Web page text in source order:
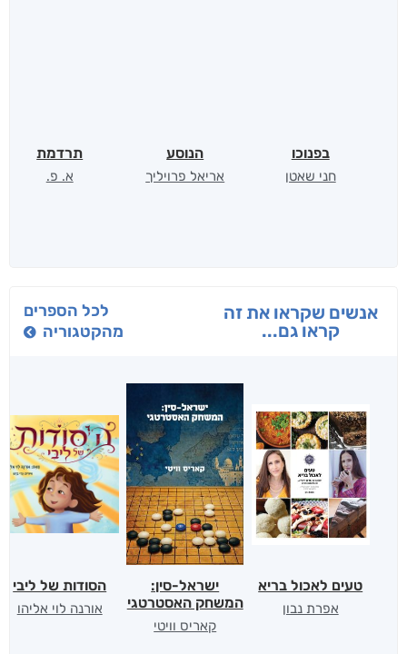
בפנוכו
חני שאטן
הנוסע
אריאל פרויליך
תרדמת
א. פ.
אנשים שקראו את זה
קראו גם...
לכל הספרים
מהקטגוריה
טעים לאכול בריא
אפרת נבון
ישראל-סין:
המשחק האסטרטגי
קאריס וויטי
הסודות של ליבי
אורנה לוי אליהו